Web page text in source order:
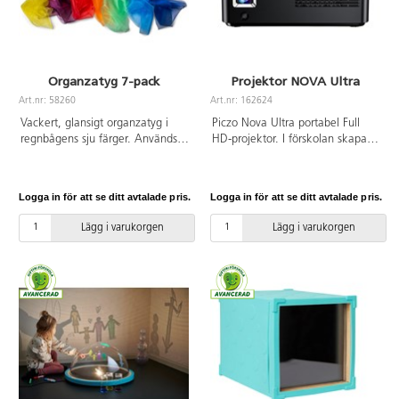
Organzatyg 7-pack
Art.nr: 58260
Vackert, glansigt organzatyg i
regnbågens sju färger. Används
Innehåller 7 olika färger. PVC-fri.
Logga in för att se ditt avtalade pris.
Lägg i varukorgen
Projektor NOVA Ultra
Art.nr: 162624
Piczo Nova Ultra portabel Full
HD-projektor. I förskolan skapas
mönster som stimulerar sinnena
eller skapa en sagohörna med
stjärnhimmel. Perfekt för
språkstimulerande aktiviteter. I
skolan visas presentationer, bilder
och filmer med Full HD-
upplösning och hög ljusstyrka.
använda och ansluta. Inbyggt
batteri för 1–2 timmars drift;
använd powerbank eller
Logga in för att se ditt avtalade pris.
Lägg i varukorgen